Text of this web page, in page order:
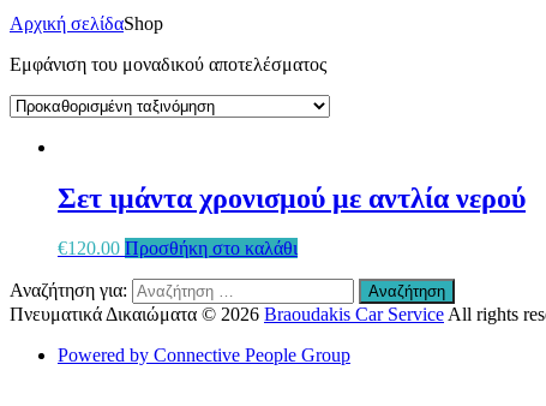
Air
condition
Χανιά
–
Ανταλλακτικά
Υγραεριοκινηση
Βελτιώσεις
Διαγνωστικός
Οχήματος
Αρχική σελίδαShop
Εμφάνιση του μοναδικού αποτελέσματος
Σετ ιμάντα χρονισμού με αντλία νερού
€120.00 Προσθήκη στο καλάθι
Αναζήτηση για: Αναζήτηση
Πνευματικά Δικαιώματα © 2026 Braoudakis Car ServiceAll rights
Powered by Connective People Group